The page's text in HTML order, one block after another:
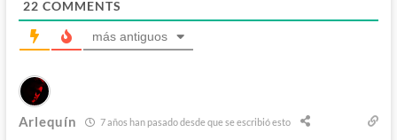
22 COMMENTS
más antiguos
Arlequín 7 años han pasado desde que se escribió esto